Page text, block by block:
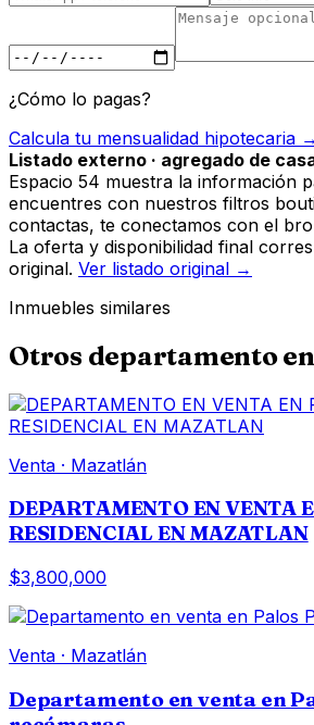
¿Cómo lo pagas?
Calcula tu mensualidad hipotecaria →
Listado externo · agregado de
Espacio 54 muestra la información
encuentres con nuestros filtros
contactas, te conectamos con el
La oferta y disponibilidad final
original. Ver listado original →
Inmuebles similares
Otros departamentoen
Venta · Mazatlán
DEPARTAMENTO EN VENTA
RESIDENCIAL EN MAZATLAN
$3,800,000
Venta · Mazatlán
Departamento en venta en